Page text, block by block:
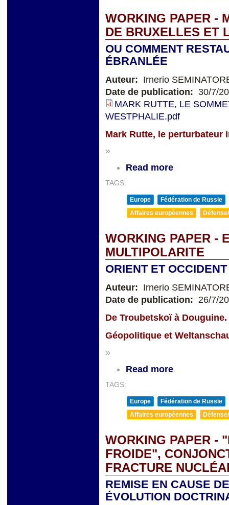
WORKING PAPER -
DE BRUXELLES ET
OU COMMENT
ÉBRANLÉE
Auteur: Irnerio
Date de publication: 30/7/
MARK RUTTE, LE
WESTPHALIE.pdf
Mark Rutte, le perturbateur
»
Read more
TAGS:
Europe
Fédération de Russie
Affaires européennes
WORKING PAPER -
MULTIPOLARITE
ORIENT ET
Auteur: Irnerio
Date de publication: 26/7/
De Troubetskoï à Douguine.
Géopolitique et
»
Read more
TAGS:
Europe
Fédération de Russie
Affaires européennes
WORKING PAPER -
FROIDE",
FRACTURE
REMISE EN CAUSE
ÉVOLUTION